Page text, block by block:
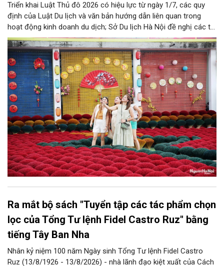
Triển khai Luật Thủ đô 2026 có hiệu lực từ ngày 1/7, các quy
định của Luật Du lịch và văn bản hướng dẫn liên quan trong
hoạt động kinh doanh du dịch; Sở Du lịch Hà Nội đề nghị các tổ
chức, đơn vị, doanh nghiệp kinh doanh dịch vụ lữ hành trên địa
bàn thành phố thực hiện một số nội dung quan trọng. Qua đó
góp phần thực hiện thắng lợi các mục tiêu phát triển du lịch Hà
Nội năm 2026 và giai đoạn tiếp theo.
Ra mắt bộ sách "Tuyển tập các tác phẩm chọn
lọc của Tổng Tư lệnh Fidel Castro Ruz" bằng
tiếng Tây Ban Nha
Nhân kỷ niệm 100 năm Ngày sinh Tổng Tư lệnh Fidel Castro
Ruz (13/8/1926 - 13/8/2026) - nhà lãnh đạo kiệt xuất của Cách